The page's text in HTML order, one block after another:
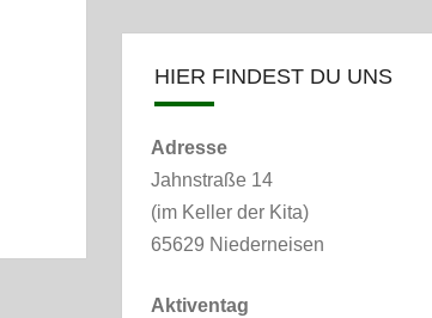
HIER FINDEST DU UNS
Adresse
Jahnstraße 14
(im Keller der Kita)
65629 Niederneisen
Aktiventag